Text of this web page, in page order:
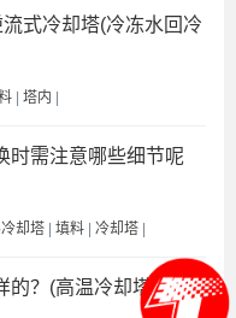
式冷却塔(冷冻水回冷
| 塔内 |
时需注意哪些细节呢
却塔 | 填料 | 冷却塔 |
的？(高温冷却塔作用)